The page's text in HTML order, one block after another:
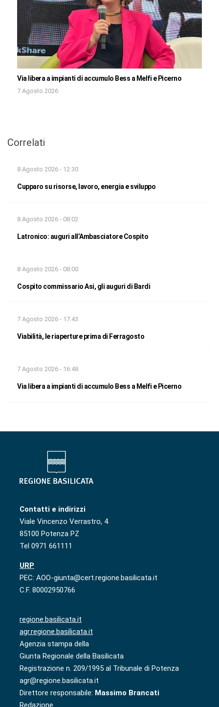
Via libera a impianti di accumulo Bess a Melfi e Picerno
7 Agosto 2026
Correlati
8 Agosto 2026 - 12:30
Cupparo su risorse, lavoro, energia e sviluppo
8 Agosto 2026 - 08:02
Latronico: auguri all’Ambasciatore Cospito
8 Agosto 2026 - 08:00
Cospito commissario Asi, gli auguri di Bardi
7 Agosto 2026 - 17:43
Viabilità, le riaperture prima di Ferragosto
7 Agosto 2026 - 16:48
Via libera a impianti di accumulo Bess a Melfi e Picerno
Contatti e indirizzi
Viale Vincenzo Verrastro, 4
85100 Potenza PZ
Tel 0971 661111
URP
PEC: AOO-giunta@cert.regione.basilicata.it
C.F. 80002950766
regione.basilicata.it
agr.regione.basilicata.it
Agenzia stampa della
Giunta Regionale della Basilicata
Registrazione n. 209/1995 al Tribunale di Potenza
agr@regione.basilicata.it
Direttore responsabile: Massimo Brancati
Redazione